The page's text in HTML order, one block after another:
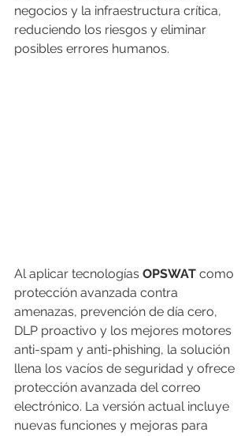
negocios y la infraestructura crítica,
reduciendo los riesgos y eliminar
posibles errores humanos.
Al aplicar tecnologías OPSWAT como
protección avanzada contra
amenazas, prevención de día cero,
DLP proactivo y los mejores motores
anti-spam y anti-phishing, la solución
llena los vacíos de seguridad y ofrece
protección avanzada del correo
electrónico. La versión actual incluye
nuevas funciones y mejoras para